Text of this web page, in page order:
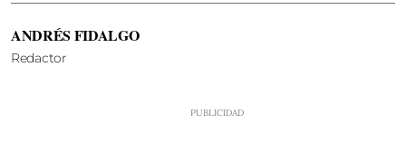
ANDRÉS FIDALGO
Redactor